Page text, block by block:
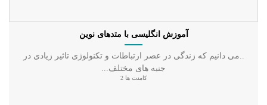
آموزش انگلیسی با متدهای نوین
..می دانیم که زندگی در عصر ارتباطات و تکنولوژی تاثیر زیادی در
جنبه های مختلف...
کامنت ها 2